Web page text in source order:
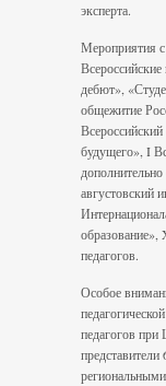
эксперта.
Мероприятия
дебют»,
общежитие
будущего», I
августовский
образование»,
педагогов.
Особое
педагогов